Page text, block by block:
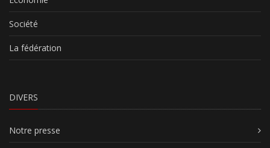
Société
La fédération
DIVERS
Notre presse